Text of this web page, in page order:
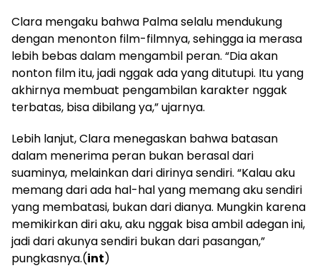
Clara mengaku bahwa Palma selalu mendukung
dengan menonton film-filmnya, sehingga ia merasa
lebih bebas dalam mengambil peran. “Dia akan
nonton film itu, jadi nggak ada yang ditutupi. Itu yang
akhirnya membuat pengambilan karakter nggak
terbatas, bisa dibilang ya,” ujarnya.
Lebih lanjut, Clara menegaskan bahwa batasan
dalam menerima peran bukan berasal dari
suaminya, melainkan dari dirinya sendiri. “Kalau aku
memang dari ada hal-hal yang memang aku sendiri
yang membatasi, bukan dari dianya. Mungkin karena
memikirkan diri aku, aku nggak bisa ambil adegan ini,
jadi dari akunya sendiri bukan dari pasangan,”
pungkasnya.(int)